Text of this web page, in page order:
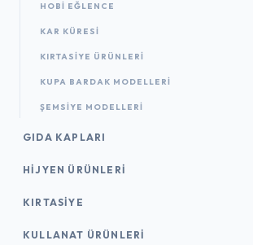
HOBI EĞLENCE
KAR KÜRESI
KIRTASIYE ÜRÜNLERI
KUPA BARDAK MODELLERI
ŞEMSIYE MODELLERI
GIDA KAPLARI
HIJYEN ÜRÜNLERI
KIRTASİYE
KULLANAT ÜRÜNLERI